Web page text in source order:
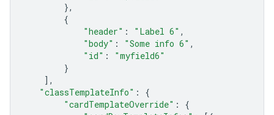
},
{
"header" : "Label 6" ,
"body" : "Some info 6" ,
"id" :
"myfield6"
}
],
"classTemplateInfo" :
{
"cardTemplateOverride" :
{